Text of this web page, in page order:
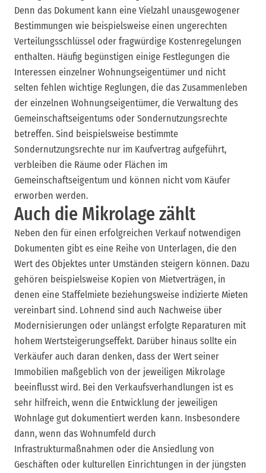
Denn das Dokument kann eine Vielzahl unausgewogener
Bestimmungen wie beispielsweise einen ungerechten
Verteilungsschlüssel oder fragwürdige Kostenregelungen
enthalten. Häufig begünstigen einige Festlegungen die
Interessen einzelner Wohnungseigentümer und nicht
selten fehlen wichtige Reglungen, die das Zusammenleben
der einzelnen Wohnungseigentümer, die Verwaltung des
Gemeinschaftseigentums oder Sondernutzungsrechte
betreffen. Sind beispielsweise bestimmte
Sondernutzungsrechte nur im Kaufvertrag aufgeführt,
verbleiben die Räume oder Flächen im
Gemeinschaftseigentum und können nicht vom Käufer
erworben werden.
Auch die Mikrolage zählt
Neben den für einen erfolgreichen Verkauf notwendigen
Dokumenten gibt es eine Reihe von Unterlagen, die den
Wert des Objektes unter Umständen steigern können. Dazu
gehören beispielsweise Kopien von Mietverträgen, in
denen eine Staffelmiete beziehungsweise indizierte Mieten
vereinbart sind. Lohnend sind auch Nachweise über
Modernisierungen oder unlängst erfolgte Reparaturen mit
hohem Wertsteigerungseffekt. Darüber hinaus sollte ein
Verkäufer auch daran denken, dass der Wert seiner
Immobilien maßgeblich von der jeweiligen Mikrolage
beeinflusst wird. Bei den Verkaufsverhandlungen ist es
sehr hilfreich, wenn die Entwicklung der jeweiligen
Wohnlage gut dokumentiert werden kann. Insbesondere
dann, wenn das Wohnumfeld durch
Infrastrukturmaßnahmen oder die Ansiedlung von
Geschäften oder kulturellen Einrichtungen in der jüngsten